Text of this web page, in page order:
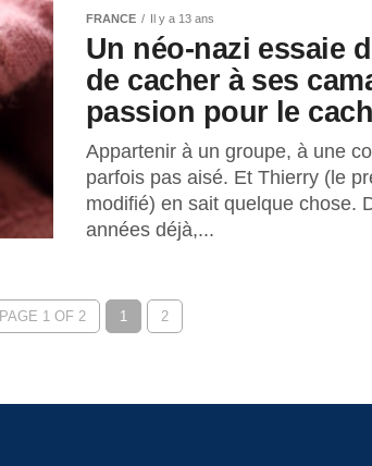
FRANCE Il y a 13 ans
Un néo-nazi essaie
de cacher à ses
passion pour le
Appartenir à un groupe, à une
parfois pas aisé. Et Thierry (le
modifié) en sait quelque chose.
années déjà,...
PAGE 1 OF 2 1 2